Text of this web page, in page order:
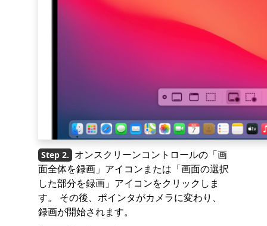
オンスクリーンコントロールの「画
面全体を録画」アイコンまたは「画面の選択
した部分を録画」アイコンをクリックしま
す。 その後、ポインタがカメラに変わり、
録画が開始されます。